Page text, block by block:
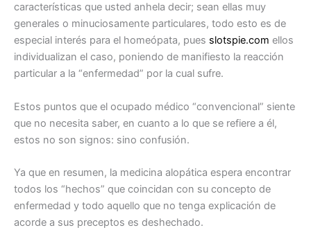
características que usted anhela decir; sean ellas muy
generales o minuciosamente particulares, todo esto es de
especial interés para el homeópata, pues slotspie.com ellos
individualizan el caso, poniendo de manifiesto la reacción
particular a la “enfermedad” por la cual sufre.
Estos puntos que el ocupado médico “convencional” siente
que no necesita saber, en cuanto a lo que se refiere a él,
estos no son signos: sino confusión.
Ya que en resumen, la medicina alopática espera encontrar
todos los “hechos” que coincidan con su concepto de
enfermedad y todo aquello que no tenga explicación de
acorde a sus preceptos es deshechado.